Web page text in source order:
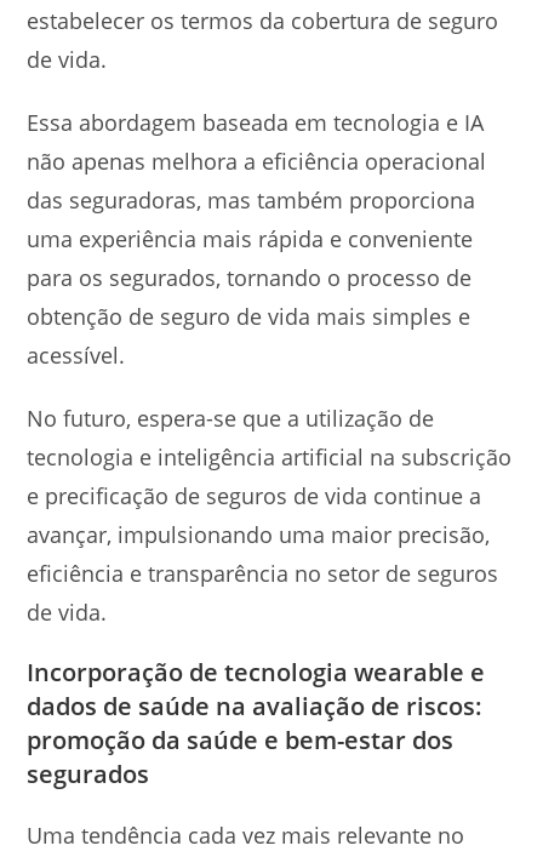
estabelecer os termos da cobertura de seguro
de vida.
Essa abordagem baseada em tecnologia e IA
não apenas melhora a eficiência operacional
das seguradoras, mas também proporciona
uma experiência mais rápida e conveniente
para os segurados, tornando o processo de
obtenção de seguro de vida mais simples e
acessível.
No futuro, espera-se que a utilização de
tecnologia e inteligência artificial na subscrição
e precificação de seguros de vida continue a
avançar, impulsionando uma maior precisão,
eficiência e transparência no setor de seguros
de vida.
Incorporação de tecnologia wearable e
dados de saúde na avaliação de riscos:
promoção da saúde e bem-estar dos
segurados
Uma tendência cada vez mais relevante no